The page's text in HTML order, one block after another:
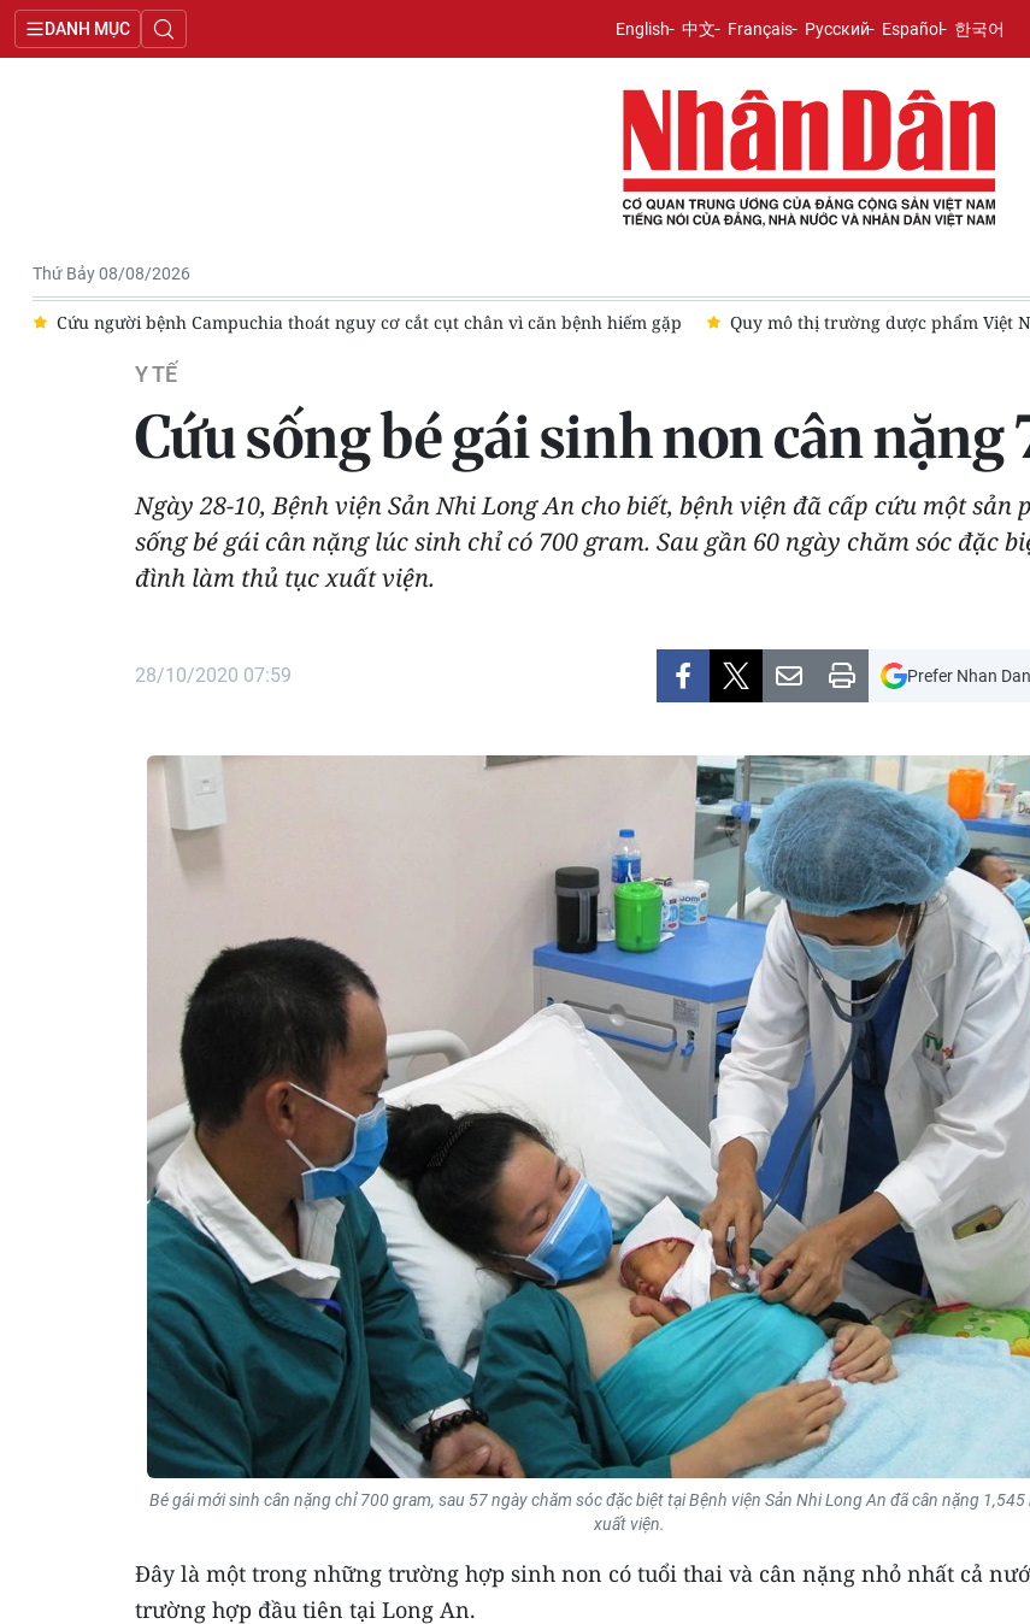
DANH MỤC English 中文 Français Русский Español 한국어
Thứ Bảy 08/08/2026
Quy mô thị trường dược phẩm Việt Nam đạt 7 tỷ USD Vĩnh Long phát động chiến dịch 90 ngày đêm khám sức
Y TẾ
Cứu sống bé gái sinh non cân
Ngày 28-10, Bệnh viện Sản Nhi Long An cho biết, bệnh viện đã cấp cứu một
sống bé gái cân nặng lúc sinh chỉ có 700 gram. Sau gần 60 ngày chăm sóc đặc
đình làm thủ tục xuất viện.
28/10/2020 07:59 Prefer Nhan
Bé gái mới sinh cân nặng chỉ 700 gram, sau 57 ngày chăm sóc đặc biệt tại Bệnh viện Sản Nhi Long An đã cân nặng
xuất viện.
Đây là một trong những trường hợp sinh non có tuổi thai và cân nặng nhỏ nhất cả
trường hợp đầu tiên tại Long An.